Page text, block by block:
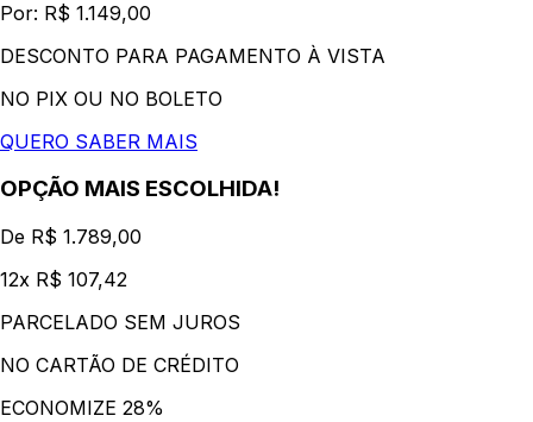
Por: R$ 1.149,00
DESCONTO PARA PAGAMENTO À VISTA
NO PIX OU NO BOLETO
QUERO SABER MAIS
OPÇÃO MAIS ESCOLHIDA!
De R$ 1.789,00
12x R$ 107,42
PARCELADO SEM JUROS
NO CARTÃO DE CRÉDITO
ECONOMIZE 28%